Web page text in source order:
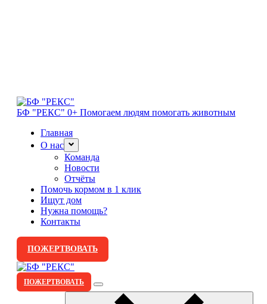
БФ "РЕКС" 0+ Помогаем людям помогать животным
Главная
О нас
Команда
Новости
Отчёты
Помочь кормом в 1 клик
Ищут дом
Нужна помощь?
Контакты
ПОЖЕРТВОВАТЬ
ПОЖЕРТВОВАТЬ